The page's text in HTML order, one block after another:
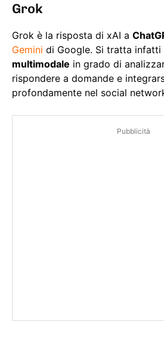
Grok
Grok è la risposta di xAI a
Gemini di Google. Si tratta infatti
multimodale in grado di
rispondere a domande e
profondamente nel social
Pubblicità